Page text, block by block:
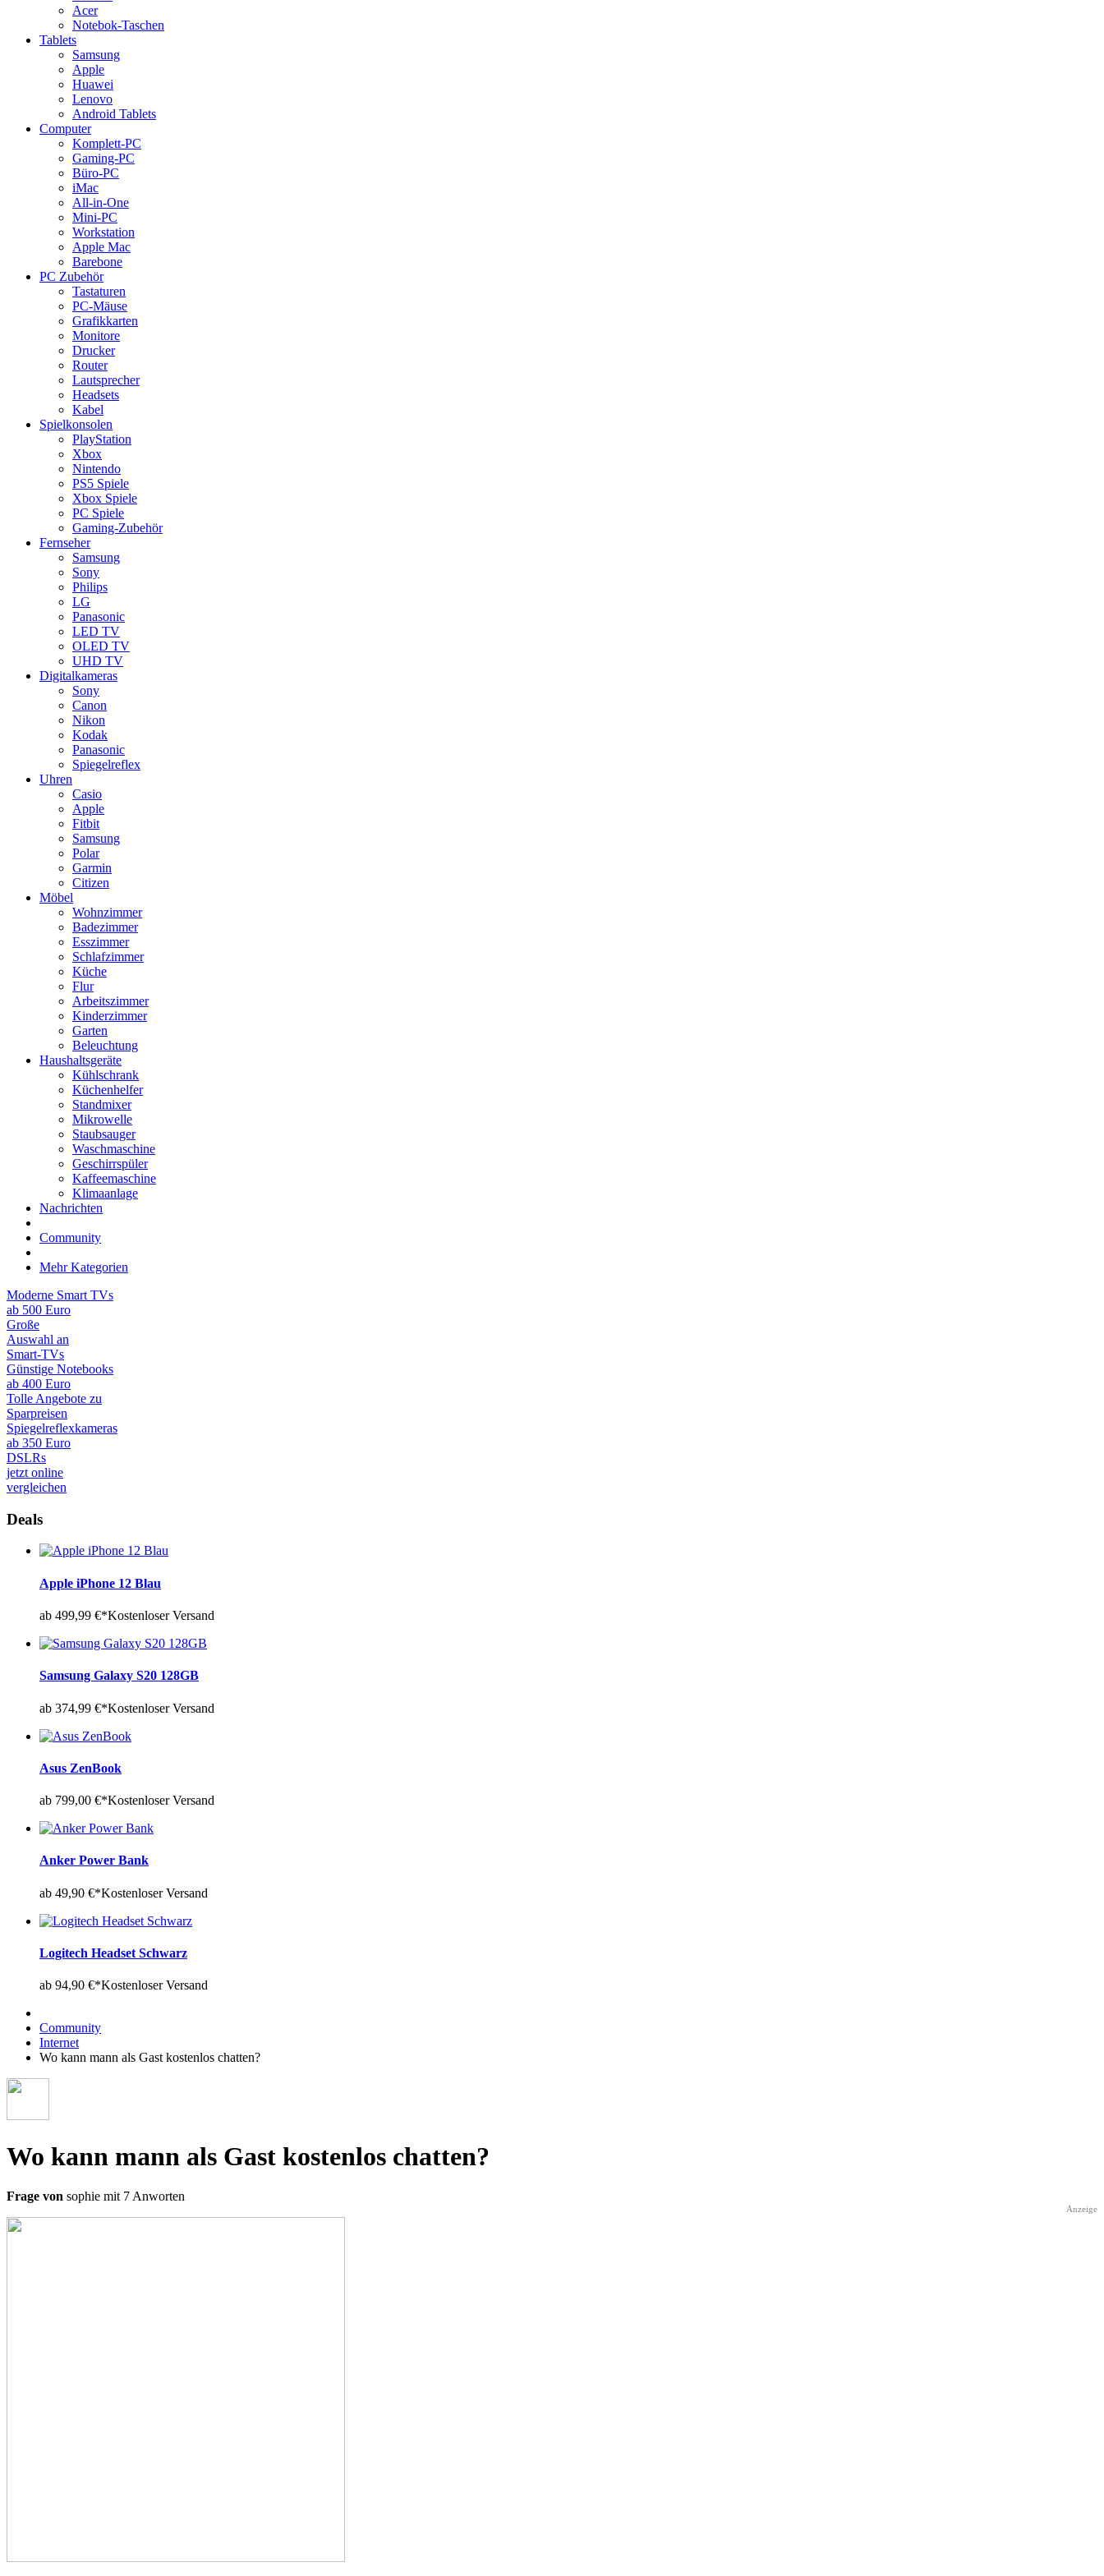
Acer
Notebok-Taschen
Tablets
Samsung
Apple
Huawei
Lenovo
Android Tablets
Computer
Komplett-PC
Gaming-PC
Büro-PC
iMac
All-in-One
Mini-PC
Workstation
Apple Mac
Barebone
PC Zubehör
Tastaturen
PC-Mäuse
Grafikkarten
Monitore
Drucker
Router
Lautsprecher
Headsets
Kabel
Spielkonsolen
PlayStation
Xbox
Nintendo
PS5 Spiele
Xbox Spiele
PC Spiele
Gaming-Zubehör
Fernseher
Samsung
Sony
Philips
LG
Panasonic
LED TV
OLED TV
UHD TV
Digitalkameras
Sony
Canon
Nikon
Kodak
Panasonic
Spiegelreflex
Uhren
Casio
Apple
Fitbit
Samsung
Polar
Garmin
Citizen
Möbel
Wohnzimmer
Badezimmer
Esszimmer
Schlafzimmer
Küche
Flur
Arbeitszimmer
Kinderzimmer
Garten
Beleuchtung
Haushaltsgeräte
Kühlschrank
Küchenhelfer
Standmixer
Mikrowelle
Staubsauger
Waschmaschine
Geschirrspüler
Kaffeemaschine
Klimaanlage
Nachrichten
Community
Mehr Kategorien
Moderne Smart TVs
ab 500 Euro
Große
Auswahl an
Smart-TVs
Günstige Notebooks
ab 400 Euro
Tolle Angebote zu
Sparpreisen
Spiegelreflexkameras
ab 350 Euro
DSLRs
jetzt online
vergleichen
Deals
Apple iPhone 12 Blau
ab 499,99 €*Kostenloser Versand
Samsung Galaxy S20 128GB
ab 374,99 €*Kostenloser Versand
Asus ZenBook
ab 799,00 €*Kostenloser Versand
Anker Power Bank
ab 49,90 €*Kostenloser Versand
Logitech Headset Schwarz
ab 94,90 €*Kostenloser Versand
Community
Internet
Wo kann mann als Gast kostenlos chatten?
Wo kann mann als Gast kostenlos chatten?
Frage von sophie mit 7 Anworten